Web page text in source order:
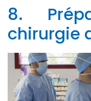
8.
chirurgie